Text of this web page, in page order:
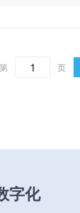
页
字化